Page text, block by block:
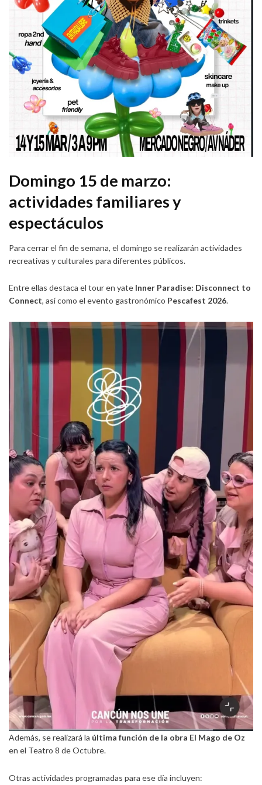
Domingo 15 de marzo:
actividades familiares y
espectáculos
Para cerrar el fin de semana, el domingo se realizarán actividades
recreativas y culturales para diferentes públicos.
Entre ellas destaca el tour en yate Inner Paradise: Disconnect to
Connect, así como el evento gastronómico Pescafest 2026.
Además, se realizará la última función de la obra El Mago de Oz
en el Teatro 8 de Octubre.
Otras actividades programadas para ese día incluyen: